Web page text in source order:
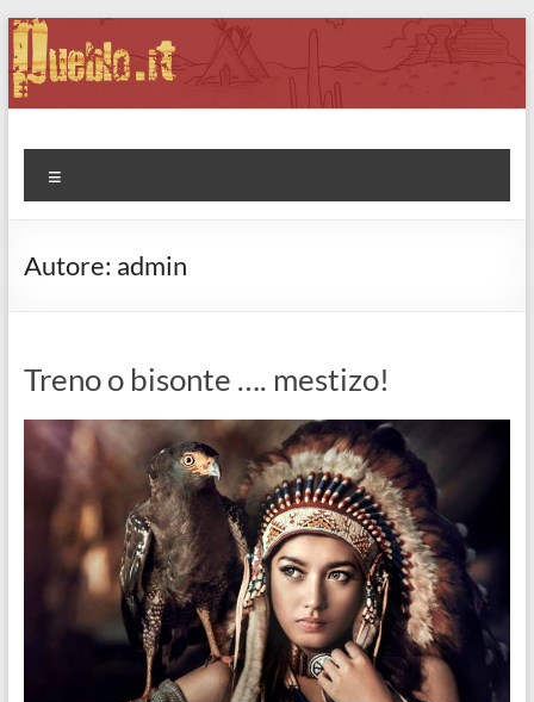
Salta
al
contenuto
Pueblo.it
Fabio Forte, ovvero: il richiamo della Foresta
Autore: admin
Treno o bisonte …. mestizo!